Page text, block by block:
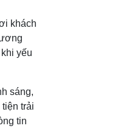
khách
yếu
sáng,
trải
tin